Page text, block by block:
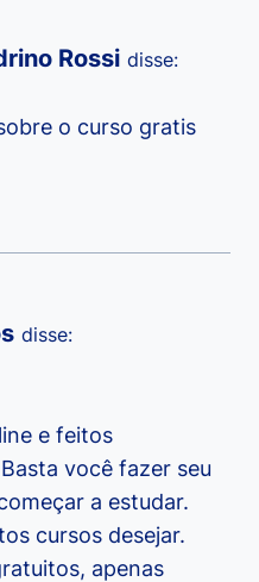
Rossi disse:
o curso gratis
disse:
e feitos
você fazer seu
a estudar.
cursos desejar.
apenas